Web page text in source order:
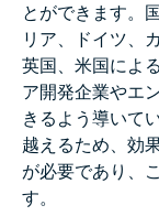
とができます。
リア、ドイツ、
英国、米国によ
ア開発企業やエ
きるよう導いて
越えるため、効
が必要であり、
す。